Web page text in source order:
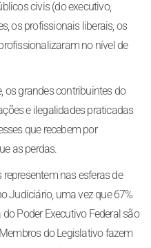
civis (do executivo,
os profissionais liberais, os
no nível de
os grandes contribuintes do
e ilegalidades praticadas
que recebem por
as perdas.
nas esferas de
Judiciário, uma vez que 67%
Poder Executivo Federal são
do Legislativo fazem